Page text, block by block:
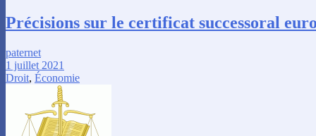
Précisions sur le certificat successoral
paternet
1 juillet 2021
Droit, Économie